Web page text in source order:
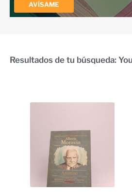
AVÍSAME
Resultados de tu búsqueda: